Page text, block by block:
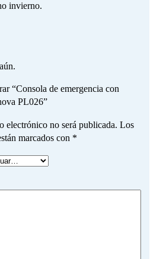
invierno.
“Consola de emergencia con
PL026”
electrónico no será publicada. Los
marcados con *